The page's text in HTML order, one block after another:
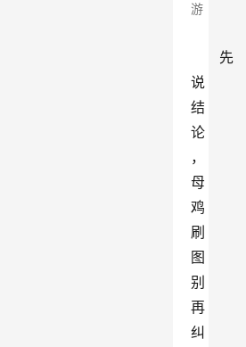
游
先
说
结
论
，
母
鸡
刷
图
别
再
纠